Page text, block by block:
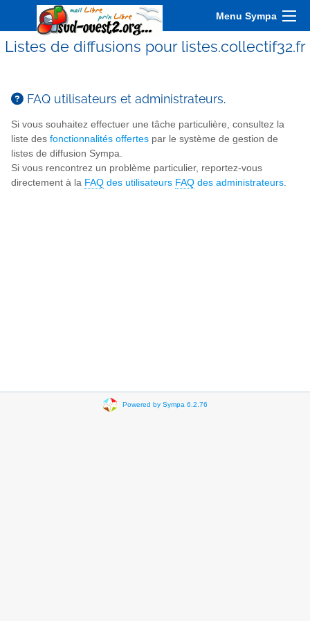
Menu Sympa
Listes de diffusions pour listes.collectif32.fr
FAQ utilisateurs et administrateurs.
Si vous souhaitez effectuer une tâche particulière, consultez la
liste des fonctionnalités offertes par le système de gestion de
listes de diffusion Sympa.
Si vous rencontrez un problème particulier, reportez-vous
directement à la FAQ des utilisateurs FAQ des administrateurs
Powered by Sympa 6.2.76